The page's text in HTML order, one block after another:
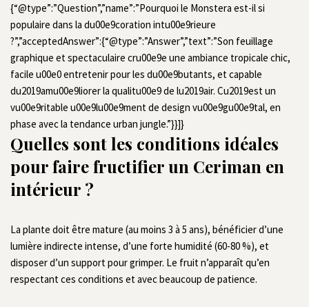
{“@type”:”Question”,”name”:”Pourquoi le Monstera est-il si
populaire dans la du00e9coration intu00e9rieure
?”,”acceptedAnswer”:{“@type”:”Answer”,”text”:”Son feuillage
graphique et spectaculaire cru00e9e une ambiance tropicale chic,
facile u00e0 entretenir pour les du00e9butants, et capable
du2019amu00e9liorer la qualitu00e9 de lu2019air. Cu2019est un
vu00e9ritable u00e9lu00e9ment de design vu00e9gu00e9tal, en
phase avec la tendance urban jungle.”}}]}
Quelles sont les conditions idéales
pour faire fructifier un Ceriman en
intérieur ?
La plante doit être mature (au moins 3 à 5 ans), bénéficier d’une
lumière indirecte intense, d’une forte humidité (60-80 %), et
disposer d’un support pour grimper. Le fruit n’apparaît qu’en
respectant ces conditions et avec beaucoup de patience.